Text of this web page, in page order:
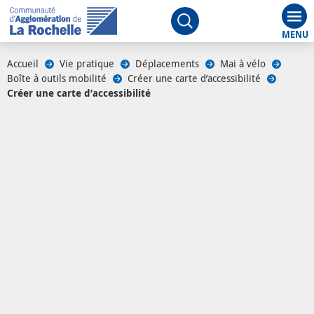
Ouvrir le moteur de
Accueil Vie pratique Déplacements Mai à vélo
Boîte à outils mobilité
Créer une carte d’accessibilité
Créer une carte d’accessibilité